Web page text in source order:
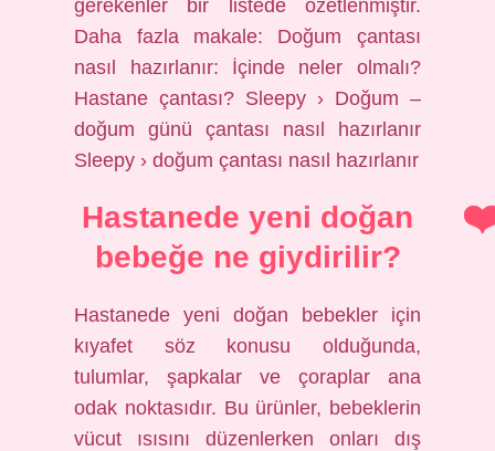
gerekenler bir listede özetlenmiştir.
Daha fazla makale: Doğum çantası
nasıl hazırlanır: İçinde neler olmalı?
Hastane çantası? Sleepy › Doğum –
doğum günü çantası nasıl hazırlanır
Sleepy › doğum çantası nasıl hazırlanır
Hastanede yeni doğan
bebeğe ne giydirilir?
Hastanede yeni doğan bebekler için
kıyafet söz konusu olduğunda,
tulumlar, şapkalar ve çoraplar ana
odak noktasıdır. Bu ürünler, bebeklerin
vücut ısısını düzenlerken onları dış